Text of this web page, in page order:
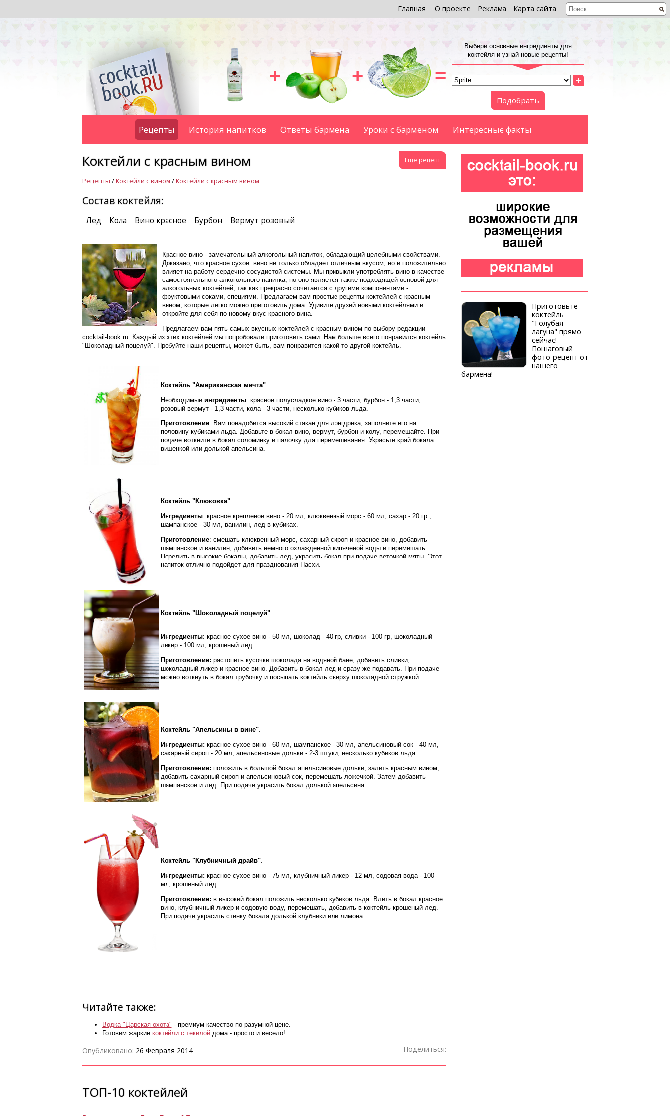
Главная О проекте Реклама Карта сайта
+ + =
Выбери основные ингредиенты для
коктейля и узнай новые рецепты!
+
Подобрать
Рецепты История напитков Ответы бармена Уроки с барменом Интересные факты
Еще рецепт
Коктейли с красным вином
Рецепты /Коктейли с вином /Коктейли с красным вином
Состав коктейля:
Лед Кола Вино красное Бурбон Вермут розовый
Красное вино - замечательный алкогольный напиток, обладающий целебными свойствами.
Доказано, что красное сухое вино не только обладает отличным вкусом, но и положительно
влияет на работу сердечно-сосудистой системы. Мы привыкли употреблять вино в качестве
самостоятельного алкогольного напитка, но оно является также подходящей основой для
алкогольных коктейлей, так как прекрасно сочетается с другими компонентами -
фруктовыми соками, специями. Предлагаем вам простые рецепты коктейлей с красным
вином, которые легко можно приготовить дома. Удивите друзей новыми коктейлями и
откройте для себя по новому вкус красного вина.
Предлагаем вам пять самых вкусных коктейлей с красным вином по выбору редакции
cocktail-book.ru. Каждый из этих коктейлей мы попробовали приготовить сами. Нам больше всего понравился коктейль
"Шоколадный поцелуй". Пробуйте наши рецепты, может быть, вам понравится какой-то другой коктейль.
Коктейль "Американская мечта".
Необходимые ингредиенты: красное полусладкое вино - 3 части, бурбон - 1,3 части,
розовый вермут - 1,3 части, кола - 3 части, несколько кубиков льда.
Приготовление: Вам понадобится высокий стакан для лонгдрнка, заполните его на
половину кубиками льда. Добавьте в бокал вино, вермут, бурбон и колу, перемешайте. При
подаче воткните в бокал соломинку и палочку для перемешивания. Украсьте край бокала
вишенкой или долькой апельсина.
Коктейль "Клюковка".
Ингредиенты: красное крепленое вино - 20 мл, клюквенный морс - 60 мл, сахар - 20 гр.,
шампанское - 30 мл, ванилин, лед в кубиках.
Приготовление: смешать клюквенный морс, сахарный сироп и красное вино, добавить
шампанское и ванилин, добавить немного охлажденной кипяченой воды и перемешать.
Перелить в высокие бокалы, добавить лед, украсить бокал при подаче веточкой мяты. Этот
напиток отлично подойдет для празднования Пасхи.
Коктейль "Шоколадный поцелуй".
Ингредиенты: красное сухое вино - 50 мл, шоколад - 40 гр, сливки - 100 гр, шоколадный
ликер - 100 мл, крошеный лед.
Приготовление: растопить кусочки шоколада на водяной бане, добавить сливки,
шоколадный ликер и красное вино. Добавить в бокал лед и сразу же подавать. При подаче
можно воткнуть в бокал трубочку и посыпать коктейль сверху шоколадной стружкой.
Коктейль "Апельсины в вине".
Ингредиенты: красное сухое вино - 60 мл, шампанское - 30 мл, апельсиновый сок - 40 мл,
сахарный сироп - 20 мл, апельсиновые дольки - 2-3 штуки, несколько кубиков льда.
Приготовление: положить в большой бокал апельсиновые дольки, залить красным вином,
добавить сахарный сироп и апельсиновый сок, перемешать ложечкой. Затем добавить
шампанское и лед. При подаче украсить бокал долькой апельсина.
Коктейль "Клубничный драйв".
Ингредиенты: красное сухое вино - 75 мл, клубничный ликер - 12 мл, содовая вода - 100
мл, крошеный лед.
Приготовление: в высокий бокал положить несколько кубиков льда. Влить в бокал красное
вино, клубничный ликер и содовую воду, перемешать, добавить в коктейль крошеный лед.
При подаче украсить стенку бокала долькой клубники или лимона.
Читайте также:
Водка "Царская охота" - премиум качество по разумной цене.
Готовим жаркие коктейли с текилойдома - просто и весело!
Поделиться:
Опубликовано: 26 Февраля 2014
ТОП-10 коктейлей
Приготовьте
коктейль
"Голубая
лагуна" прямо
сейчас!
Пошаговый
фото-рецепт от
нашего
бармена!